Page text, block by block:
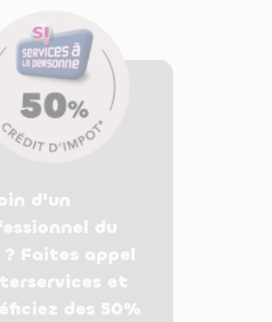
d'un
du
? Faites appel
et
des 50%